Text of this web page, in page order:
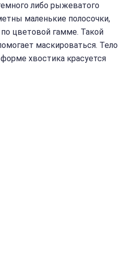
либо рыжеватого
маленькие полосочки,
цветовой гамме. Такой
маскироваться. Тело
хвостика красуется